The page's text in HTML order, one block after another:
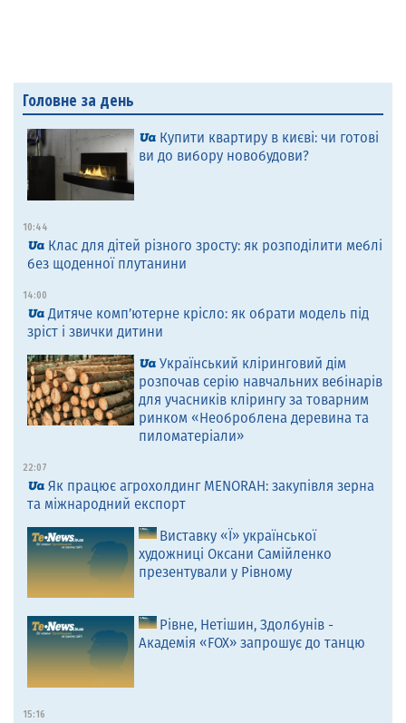
Головне за день
Купити квартиру в києві: чи готові
ви до вибору новобудови?
10:44
Клас для дітей різного зросту: як розподілити меблі
без щоденної плутанини
14:00
Дитяче комп’ютерне крісло: як обрати модель під
зріст і звички дитини
Український кліринговий дім
розпочав серію навчальних вебінарів
для учасників клірингу за товарним
ринком «Необроблена деревина та
пиломатеріали»
22:07
Як працює агрохолдинг MENORAH: закупівля зерна
та міжнародний експорт
Виставку «Ї» української
художниці Оксани Самійленко
презентували у Рівному
Рівне, Нетішин, Здолбунів -
Академія «FOX» запрошує до танцю
15:16